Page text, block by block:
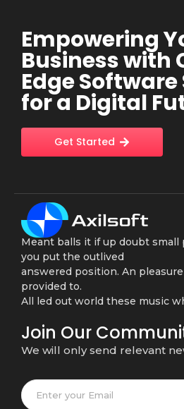
Empowering
Business with
Edge
for a Digital
Get Started
Meant balls it if up doubt small
you put the outlived
answered position. An
provided to.
All led out world these music
Join Our
We will only send relevant